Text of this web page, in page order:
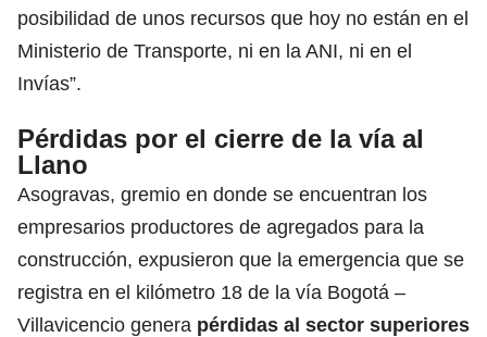
posibilidad de unos recursos que hoy no están en el
Ministerio de Transporte, ni en la ANI, ni en el
Invías”.
Pérdidas por el cierre de la vía al
Llano
Asogravas, gremio en donde se encuentran los
empresarios productores de agregados para la
construcción, expusieron que la emergencia que se
registra en el kilómetro 18 de la vía Bogotá –
Villavicencio genera pérdidas al sector superiores